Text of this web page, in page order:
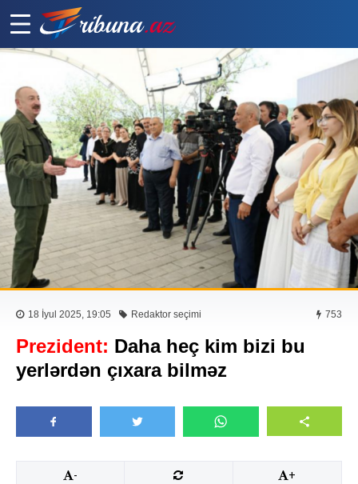
18 İyul 2025, 19:05 Redaktor seçimi 753
Prezident: Daha heç kim bizi bu
yerlərdən çıxara bilməz
- +